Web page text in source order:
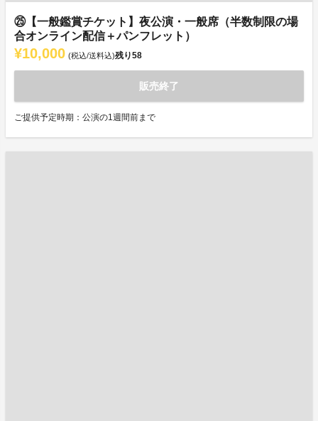
㉕【一般鑑賞チケット】夜公演・一般席（半数制限の場
合オンライン配信＋パンフレット）
¥10,000 (税込/送料込)残り58
販売終了
ご提供予定時期：公演の1週間前まで